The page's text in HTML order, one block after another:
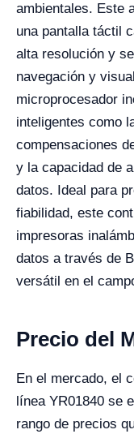
ambientales. Este
una pantalla táctil
alta resolución y
navegación y
microprocesador
inteligentes como
compensaciones
y la capacidad de
datos. Ideal para
fiabilidad, este
impresoras
datos a través de
versátil en el
Precio del
En el mercado, el
línea YR01840 se
rango de precios